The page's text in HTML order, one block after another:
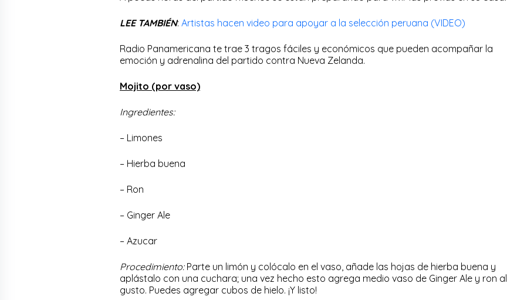
LEE TAMBIÉN: Artistas hacen video para apoyar a la selección peruana (VIDEO)
Radio Panamericana te trae 3 tragos fáciles y económicos que pueden acompañar la
emoción y adrenalina del partido contra Nueva Zelanda.
Mojito (por vaso)
Ingredientes:
– Limones
– Hierba buena
– Ron
– Ginger Ale
– Azucar
Procedimiento:Parte un limón y colócalo en el vaso, añade las hojas de hierba buena y
aplástalo con una cuchara; una vez hecho esto agrega medio vaso de Ginger Ale y ron al
gusto. Puedes agregar cubos de hielo. ¡Y listo!